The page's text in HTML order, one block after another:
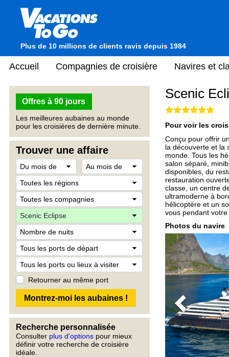
Plus de 10 millions de clients ravis depuis 1984
Accueil Compagnies de croisière Navires et
Offres à 90 jours
Les meilleures aubaines au monde
pour les croisières de dernière minute.
Trouver une affaire
Retourner au même port
Recherche personnalisée
Consulter plus d'options pour mieux
définir votre recherche de croisière
idéale.
Scenic
Pour voir les
Conçu pour offrir
la découverte et la
monde. Tous les
salon séparé,
disponibles, du
restauration
classe, un centre
ultramoderne à
hélicoptère et un
vous pendant
Photos du navire
Previous